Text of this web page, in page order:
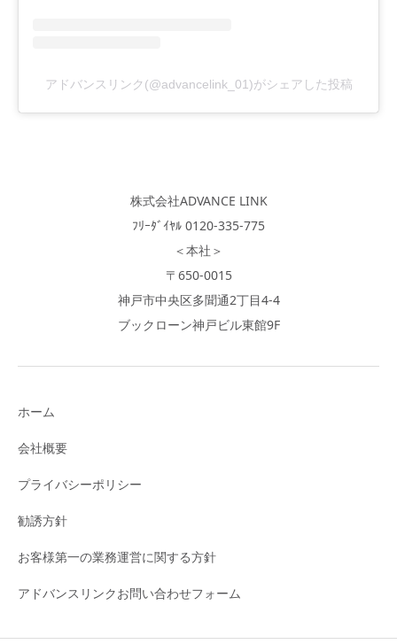
アドバンスリンク(@advancelink_01)がシェアした投稿
株式会社ADVANCE LINK
ﾌﾘｰﾀﾞｲﾔﾙ 0120-335-775
＜本社＞
〒650-0015
神戸市中央区多聞通2丁目4-4
ブックローン神戸ビル東館9F
ホーム
会社概要
プライバシーポリシー
勧誘方針
お客様第一の業務運営に関する方針
アドバンスリンクお問い合わせフォーム